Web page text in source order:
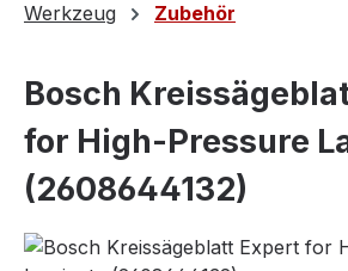
Werkzeug Zubehör
Bosch
for High-Pressure
(2608644132)
Bildergalerie überspringen